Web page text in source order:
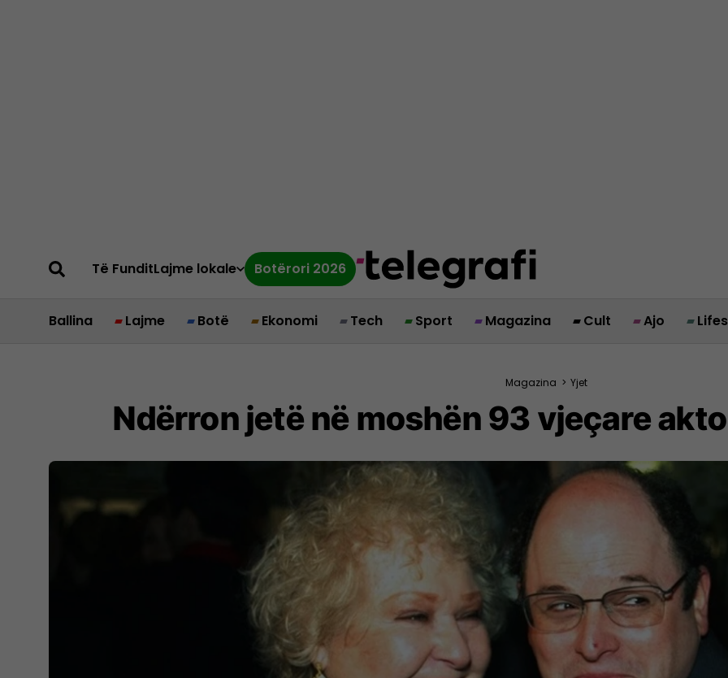
Të FunditLajme lokale Botërori 2026
Ballina Lajme Botë Ekonomi Tech Sport Magazina Cult Ajo
Magazina > Yjet
Ndërron jetë në moshën 93 vjeçare